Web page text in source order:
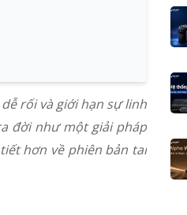
rối và giới hạn sự linh
đời như một giải pháp
hơn về phiên bản tai